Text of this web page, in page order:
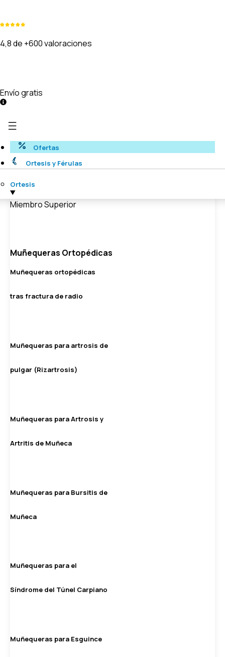
4,8 de +600 valoraciones
Envío gratis
Ofertas
Ortesis y Férulas
Ortesis
Miembro Superior
Muñequeras Ortopédicas
Muñequeras ortopédicas
tras fractura de radio
Muñequeras para artrosis de
pulgar (Rizartrosis)
Muñequeras para Artrosis y
Artritis de Muñeca
Muñequeras para Bursitis de
Muñeca
Muñequeras para el
Síndrome del Túnel Carpiano
Muñequeras para Esguince